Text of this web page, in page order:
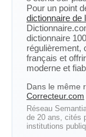
Pour un point
dictionnaire de
dictionnaire
régulièrement,
français et
moderne et
Dans le même
Correcteur.com
Réseau
de 20 ans, cités
institutions